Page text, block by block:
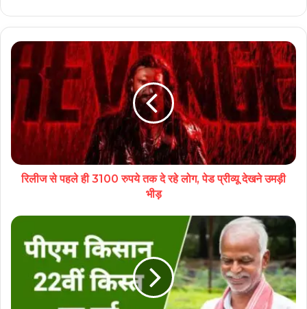
रिलीज से पहले ही 3100 रुपये तक दे रहे लोग, पेड प्रीव्यू देखने उमड़ी
भीड़